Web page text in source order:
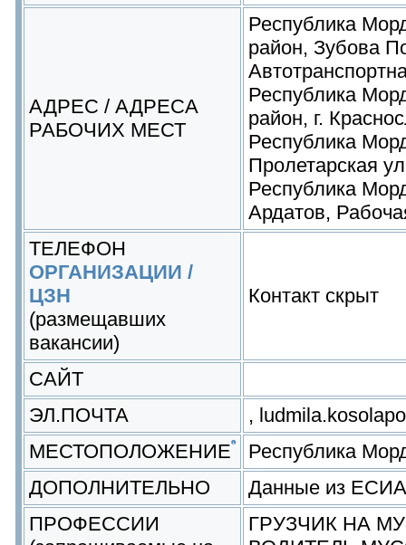
АДРЕС / АДРЕСА
РАБОЧИХ МЕСТ
Республика
район, Зубова
Республика
район, г.
Республика
Пролетарская
Республика
Ардатов,
ТЕЛЕФОН
ОРГАНИЗАЦИИ /
ЦЗН
(размещавших
вакансии)
Контакт скрыт
САЙТ
ЭЛ.ПОЧТА
,
МЕСТОПОЛОЖЕНИЕ
Республика
ДОПОЛНИТЕЛЬНО
Данные из
ПРОФЕССИИ
ГРУЗЧИК НА